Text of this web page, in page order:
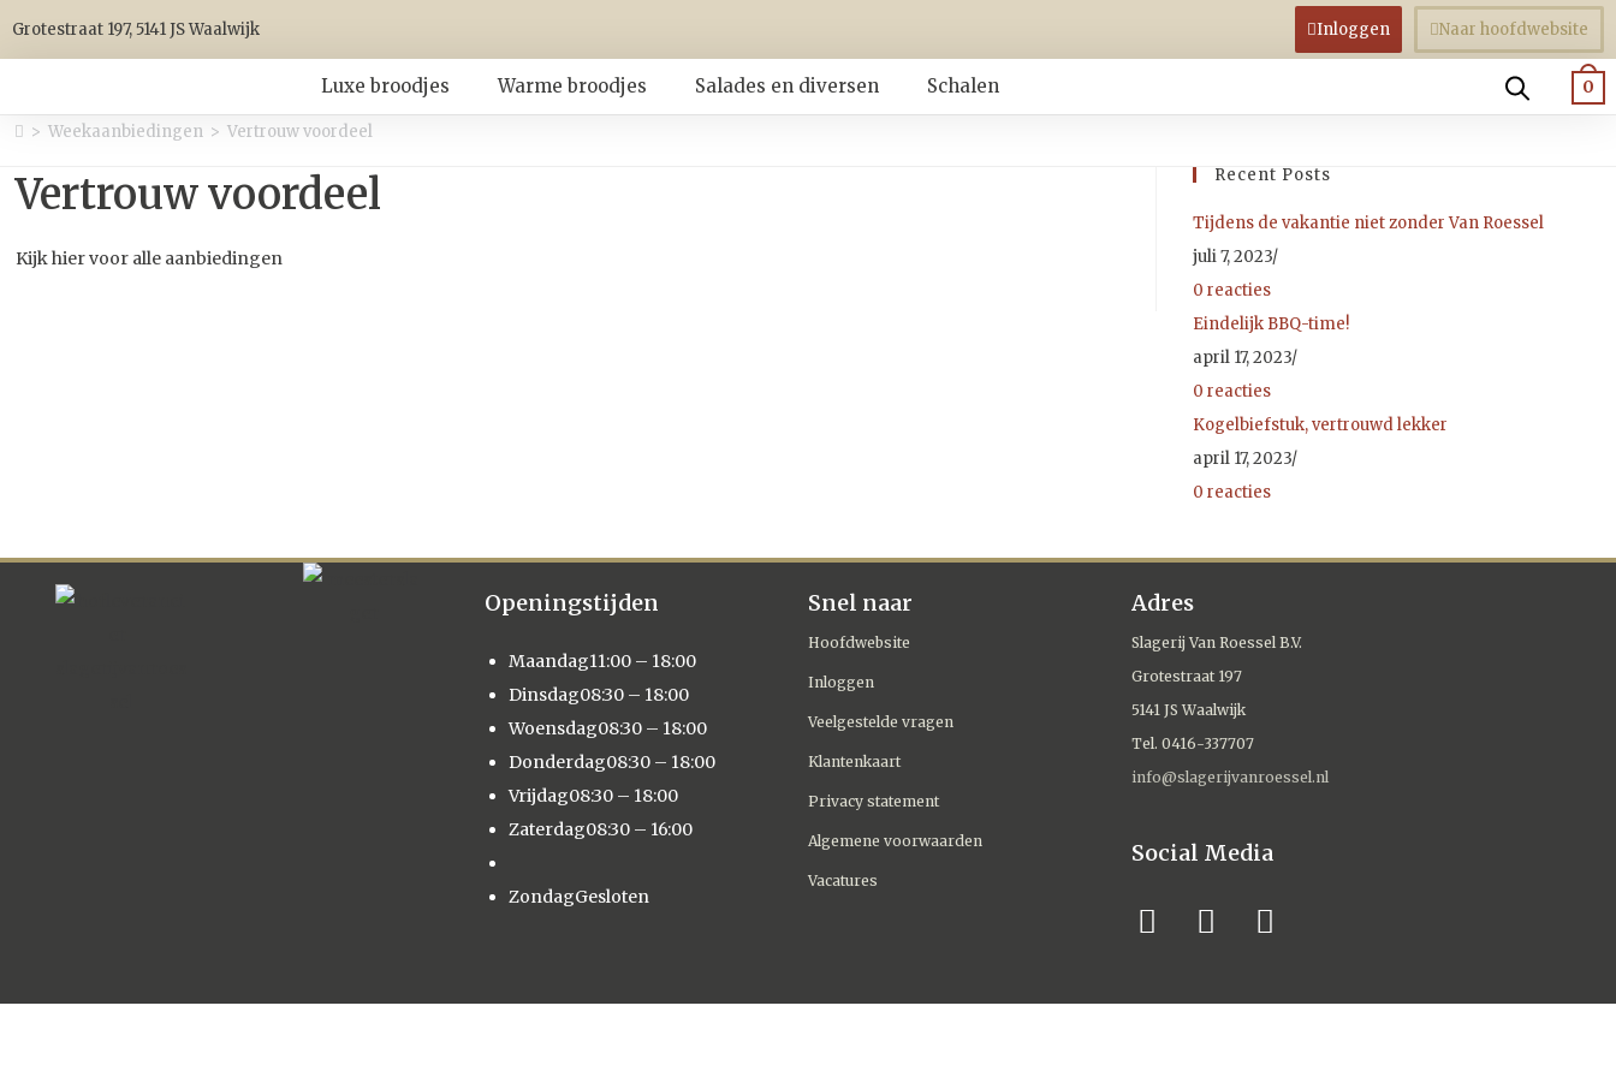
Grotestraat 197, 5141 JS Waalwijk Inloggen Naar hoofdwebsite
Luxe broodjes Warme broodjes Salades en diversen Schalen 0
> Weekaanbiedingen > Vertrouw voordeel
Vertrouw voordeel
Kijk hier voor alle aanbiedingen
Recent Posts
Tijdens de vakantie niet zonder Van Roessel
juli 7, 2023/
0 reacties
Eindelijk BBQ-time!
april 17, 2023/
0 reacties
Kogelbiefstuk, vertrouwd lekker
april 17, 2023/
0 reacties
Openingstijden
Maandag11:00 – 18:00
Dinsdag08:30 – 18:00
Woensdag08:30 – 18:00
Donderdag08:30 – 18:00
Vrijdag08:30 – 18:00
Zaterdag08:30 – 16:00
ZondagGesloten
Snel naar
Hoofdwebsite
Inloggen
Veelgestelde vragen
Klantenkaart
Privacy statement
Algemene voorwaarden
Vacatures
Adres
Slagerij Van Roessel B.V.
Grotestraat 197
5141 JS Waalwijk
Tel. 0416-337707
info@slagerijvanroessel.nl
Social Media